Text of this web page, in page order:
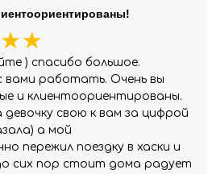
) спасибо большое.
вами работать. Очень вы
и клиентоориентированы.
свою к вам за цифрой
а мой
пережил поездку в хаски и
сих пор стоит дома радует